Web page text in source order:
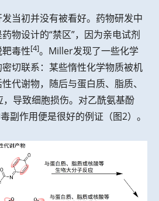
当初并没有被看好。药物研发中
物设计的“禁区”，因为亲电试剂
毒性[4]。Miller发现了一些化学
切联系：某些惰性化学物质被机
代谢物，随后与蛋白质、脂质、
导致细胞损伤。对乙酰氨基酚
副作用便是很好的例证（图2）。